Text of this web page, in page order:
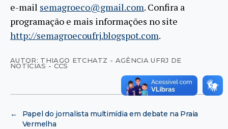
e-mail semagroeco@gmail.com. Confira a
programação e mais informações no site
http://semagroecoufrj.blogspot.com.
AUTOR: THIAGO ETCHATZ - AGÊNCIA UFRJ DE
NOTÍCIAS - CCS
←
Papel do jornalista multimídia em debate na Praia
Vermelha